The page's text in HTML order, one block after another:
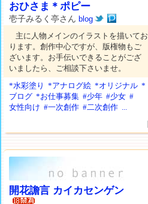
おひさま＊ポピー
壱子みるく亭さんblog
主に人物メインのイラストを描いてお
ります。創作中心ですが、版権物もご
ざいます。お手伝いできることがござ
いましたら、ご相談下さいませ。
*水彩塗り
*アナログ絵 *オリジナル *
ブログ *お仕事募集 #少年 #少女 #
女性向け #一次創作 #二次創作 ...
開花譫言 カイカセンゲン